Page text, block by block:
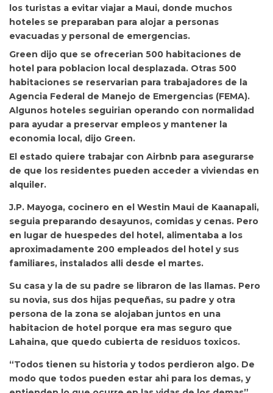
los turistas a evitar viajar a Maui, donde muchos
hoteles se preparaban para alojar a personas
evacuadas y personal de emergencias.
Green dijo que se ofrecerian 500 habitaciones de
hotel para poblacion local desplazada. Otras 500
habitaciones se reservarian para trabajadores de la
Agencia Federal de Manejo de Emergencias (FEMA).
Algunos hoteles seguirian operando con normalidad
para ayudar a preservar empleos y mantener la
economia local, dijo Green.
El estado quiere trabajar con Airbnb para asegurarse
de que los residentes pueden acceder a viviendas en
alquiler.
J.P. Mayoga, cocinero en el Westin Maui de Kaanapali,
seguia preparando desayunos, comidas y cenas. Pero
en lugar de huespedes del hotel, alimentaba a los
aproximadamente 200 empleados del hotel y sus
familiares, instalados alli desde el martes.
Su casa y la de su padre se libraron de las llamas. Pero
su novia, sus dos hijas pequeñas, su padre y otra
persona de la zona se alojaban juntos en una
habitacion de hotel porque era mas seguro que
Lahaina, que quedo cubierta de residuos toxicos.
“Todos tienen su historia y todos perdieron algo. De
modo que todos pueden estar ahi para los demas, y